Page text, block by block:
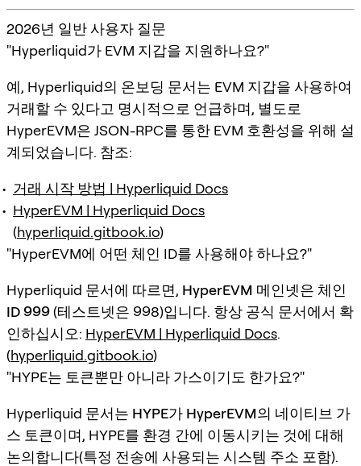
2026년 일반 사용자 질문
"Hyperliquid가 EVM 지갑을 지원하나요?"
예, Hyperliquid의 온보딩 문서는 EVM 지갑을 사용하여
거래할 수 있다고 명시적으로 언급하며, 별도로
HyperEVM은 JSON-RPC를 통한 EVM 호환성을 위해 설
계되었습니다. 참조:
거래 시작 방법 | Hyperliquid Docs
HyperEVM | Hyperliquid Docs
(hyperliquid.gitbook.io)
"HyperEVM에 어떤 체인 ID를 사용해야 하나요?"
Hyperliquid 문서에 따르면, HyperEVM 메인넷은 체인
ID 999(테스트넷은 998)입니다. 항상 공식 문서에서 확
인하십시오: HyperEVM | Hyperliquid Docs.
(hyperliquid.gitbook.io)
"HYPE는 토큰뿐만 아니라 가스이기도 한가요?"
Hyperliquid 문서는 HYPE가 HyperEVM의 네이티브 가
스 토큰이며, HYPE를 환경 간에 이동시키는 것에 대해
논의합니다(특정 전송에 사용되는 시스템 주소 포함).